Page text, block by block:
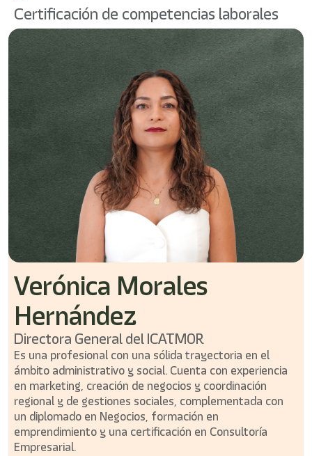
Certificación de competencias laborales
Verónica Morales
Hernández
Directora General del ICATMOR
Es una profesional con una sólida trayectoria en el
ámbito administrativo y social. Cuenta con experiencia
en marketing, creación de negocios y coordinación
regional y de gestiones sociales, complementada con
un diplomado en Negocios, formación en
emprendimiento y una certificación en Consultoría
Empresarial.